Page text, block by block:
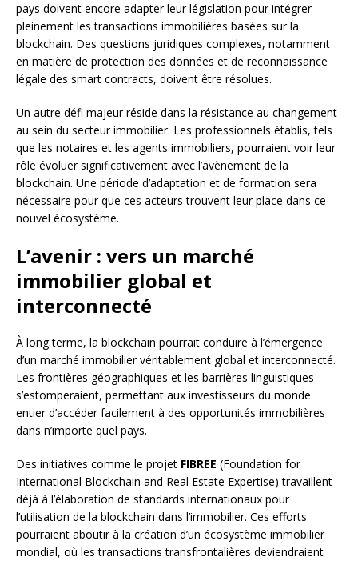
pays doivent encore adapter leur législation pour intégrer
pleinement les transactions immobilières basées sur la
blockchain. Des questions juridiques complexes, notamment
en matière de protection des données et de reconnaissance
légale des smart contracts, doivent être résolues.
Un autre défi majeur réside dans la résistance au changement
au sein du secteur immobilier. Les professionnels établis, tels
que les notaires et les agents immobiliers, pourraient voir leur
rôle évoluer significativement avec l’avènement de la
blockchain. Une période d’adaptation et de formation sera
nécessaire pour que ces acteurs trouvent leur place dans ce
nouvel écosystème.
L’avenir : vers un marché
immobilier global et
interconnecté
À long terme, la blockchain pourrait conduire à l’émergence
d’un marché immobilier véritablement global et interconnecté.
Les frontières géographiques et les barrières linguistiques
s’estomperaient, permettant aux investisseurs du monde
entier d’accéder facilement à des opportunités immobilières
dans n’importe quel pays.
Des initiatives comme le projet FIBREE (Foundation for
International Blockchain and Real Estate Expertise) travaillent
déjà à l’élaboration de standards internationaux pour
l’utilisation de la blockchain dans l’immobilier. Ces efforts
pourraient aboutir à la création d’un écosystème immobilier
mondial, où les transactions transfrontalières deviendraient